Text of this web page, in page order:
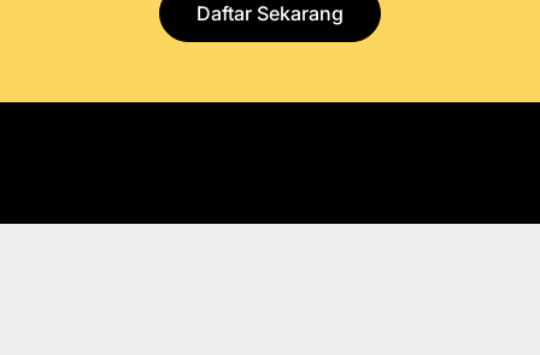
Daftar Sekarang